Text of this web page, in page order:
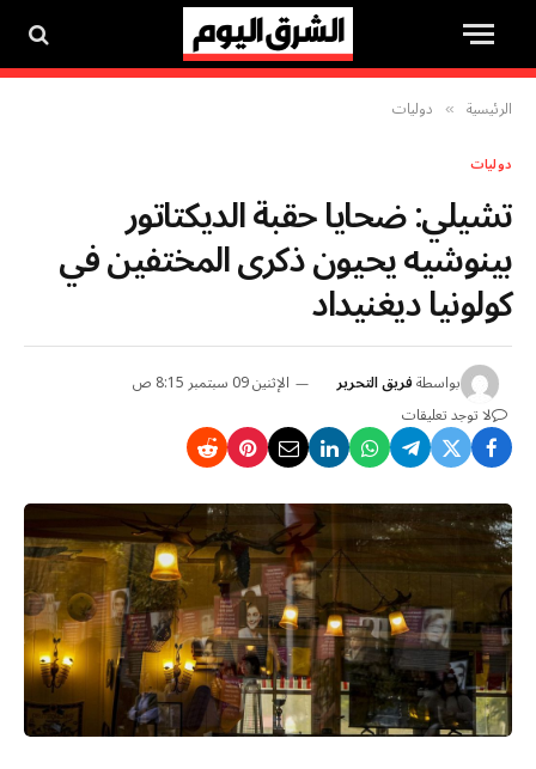
الرئيسية » دوليات
دوليات
تشيلي: ضحايا حقبة الديكتاتور
بينوشيه يحيون ذكرى المختفين في
كولونيا ديغنيداد
بواسطةفريق التحرير
الإثنين 09 سبتمبر 8:15 ص
لا توجد تعليقات